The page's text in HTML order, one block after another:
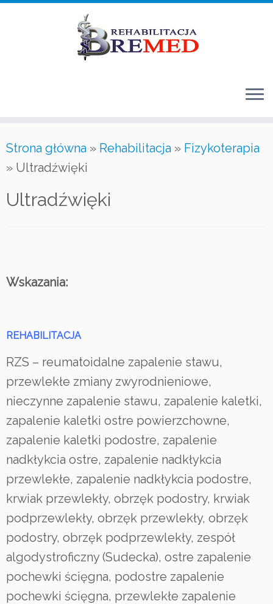
Strona główna » Rehabilitacja » Fizykoterapia
» Ultradźwięki
Ultradźwięki
Wskazania:
REHABILITACJA
RZS – reumatoidalne zapalenie stawu,
przewlekłe zmiany zwyrodnieniowe,
nieczynne zapalenie stawu, zapalenie kaletki,
zapalenie kaletki ostre powierzchowne,
zapalenie kaletki podostre, zapalenie
nadkłykcia ostre, zapalenie nadkłykcia
przewlekłe, zapalenie nadkłykcia podostre,
krwiak przewlekły, obrzęk podostry, krwiak
podprzewlekły, obrzęk przewlekły, obrzęk
podostry, obrzęk podprzewlekły, zespół
algodystroficzny (Sudecka), ostre zapalenie
pochewki ścięgna, podostre zapalenie
pochewki ścięgna, przewlekłe zapalenie